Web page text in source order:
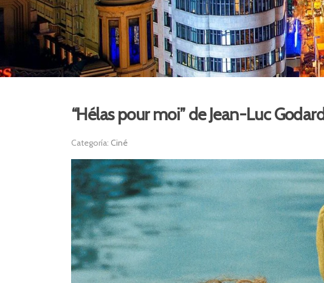
“Hélas pour moi” de Jean-Luc Godard
Categoría: Ciné